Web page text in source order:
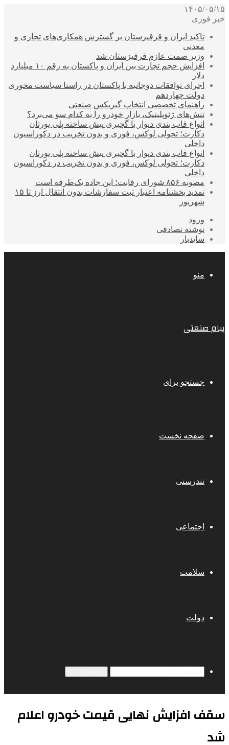
۱۴۰۵/۰۵/۱۵
خبر فوری
تاکید ایران و قرقیزستان بر گسترش همکاری‌های تجاری و
معدنی
وزیر صمت عازم قرقیزستان شد
افزایش حجم تجارت بین ایران و پاکستان به رقم ۱۰ میلیارد
دلار
اجرای توافقات دوجانبه با پاکستان در راستا سیاست محوری
دولت چهاردهم
راهنمای تخصصی انتخاب گیربکس صنعتی
تنش‌های ژئوپلیتیک، بازار خودرو را به کدام سو می‌برد؟
انواع قاب بندی دیوار با گچبری پیش ساخته پلی یورتان
دکارت؛ تحولی لوکس، فوری و بدون تخریب در دکوراسیون
داخلی
انواع قاب بندی دیوار با گچبری پیش ساخته پلی یورتان
دکارت؛ تحولی لوکس، فوری و بدون تخریب در دکوراسیون
داخلی
مصوبه ۸۵۶ شورای رقابت؛ این جاده یک‌طرفه است
تمدید بخشنامه اعتبار ثبت سفارشات بدون انتقال ارز تا ۱۵
شهریور
ورود
نوشته تصادفی
سایدبار
منو
پیام صنعتی
جستجو برای
صفحه نخست
تندرستی
اجتماعی
سلامت
دولت
سقف افزایش نهایی قیمت خودرو اعلام
شد